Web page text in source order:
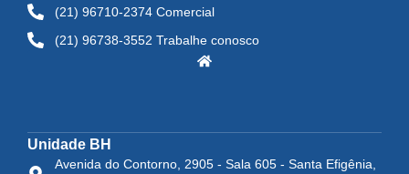
(21) 96710-2374 Comercial
(21) 96738-3552 Trabalhe conosco
Unidade BH
Avenida do Contorno, 2905 - Sala 605 - Santa Efigênia,